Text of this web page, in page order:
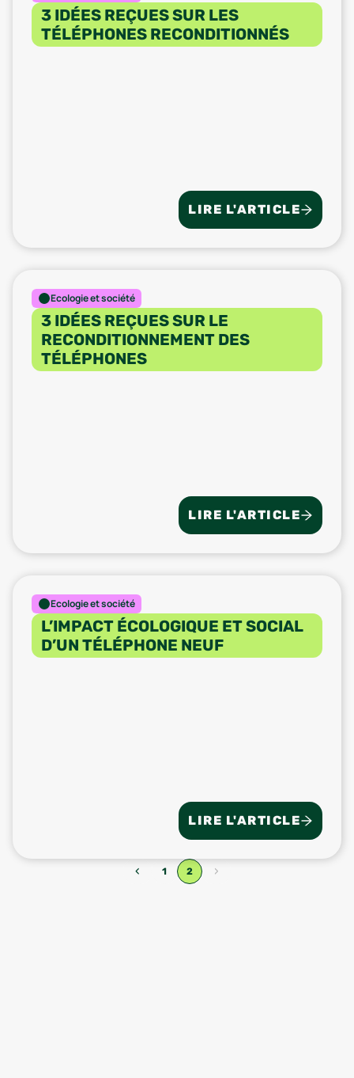
3 IDÉES REÇUES SUR LES
TÉLÉPHONES RECONDITIONNÉS
LIRE L'ARTICLE
Ecologie et société
3 IDÉES REÇUES SUR LE
RECONDITIONNEMENT DES
TÉLÉPHONES
LIRE L'ARTICLE
Ecologie et société
L’IMPACT ÉCOLOGIQUE ET SOCIAL
D’UN TÉLÉPHONE NEUF
LIRE L'ARTICLE
‹ 1 2 ›